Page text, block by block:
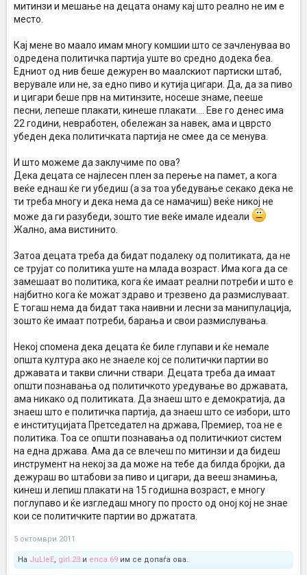
митинзи и мешање на децата онаму кај што реално не им е
место.
Кај мене во маало имам многу комшии што се зачленуваа во
одредена политичка партија уште во средно додека беа.
Едниот од нив беше дежурен во маалскиот партиски штаб,
верувале или не, за едно пиво и кутија цигари. Да, да за пиво
и цигари беше прв на митинзите, носеше знаме, пееше
песни, лепеше плакати, кинеше плакати.... Еве го денес има
22 години, невработен, обележан за навек, ама и цврсто
убеден дека политичката партија не смее да се менува.
И што можеме да заклучиме по ова?
Дека децата се најлесен плен за перење на памет, а кога
веќе еднаш ќе ги убедиш (а за тоа убедување секако дека не
ти треба многу и дека нема да се намачиш) веќе никој не
може да ги разубеди, зошто тие веќе имале идеали
Жално, ама вистинито.
Затоа децата треба да бидат подалеку од политиката, да не
се трујат со политика уште на млада возраст. Има кога да се
замешаат во политика, кога ќе имаат реални потреби и што е
најбитно кога ќе можат здраво и трезвено да размислуваат.
Е тогаш нема да бидат така наивни и лесни за манипулација,
зошто ќе имаат потреби, барања и свои размислувања.
Некој спомена дека децата ќе биле глупави и ќе немале
општа култура ако не знаеле кој се политички партии во
државата и такви слични ствари. Децата треба да имаат
општи познавања од политичкото уредување во државата,
ама никако од политиката. Да знаеш што е демократија, да
знаеш што е политичка партија, да знаеш што се избори, што
е институцијата Претседател на држава, Премиер, тоа не е
политика. Тоа се општи познавања од политичкиот систем
на една држава. Ама да се влечеш по митинзи и да бидеш
инструмент на некој за да може на тебе да билда бројки, да
дежураш во штабови за пиво и цигари, да вееш знамиња,
кинеш и лепиш плакати на 15 годишна возраст, е многу
поглупаво и ќе изгледаш многу по просто од оној кој не знае
кои се политичките партии во држатата.
5 октомври 2011
На JuLleE, girl.23 и enca.69 им се допаѓа ова.